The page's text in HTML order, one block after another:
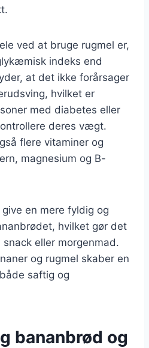
ved at bruge rugmel er,
indeks end
at det ikke forårsager
hvilket er
med diabetes eller
deres vægt.
flere vitaminer og
magnesium og B-
en mere fyldig og
hvilket gør det
eller morgenmad.
og rugmel skaber en
saftig og
bananbrød og